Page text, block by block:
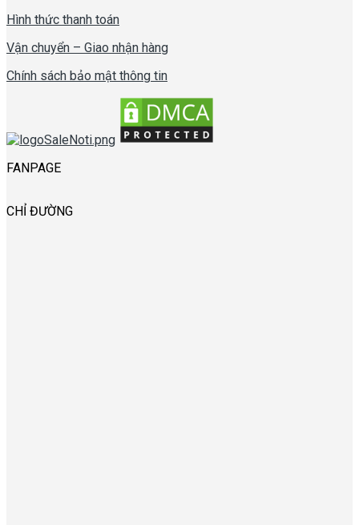
Hình thức thanh toán
Vận chuyển – Giao nhận hàng
Chính sách bảo mật thông tin
FANPAGE
CHỈ ĐƯỜNG